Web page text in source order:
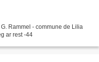
Rammel - commune de Lilia
ar rest -44